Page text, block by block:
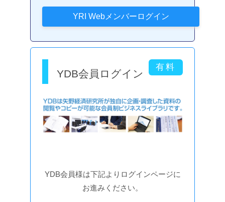
YDB会員ログイン
YDB会員様は下記よりログインページに
お進みください。